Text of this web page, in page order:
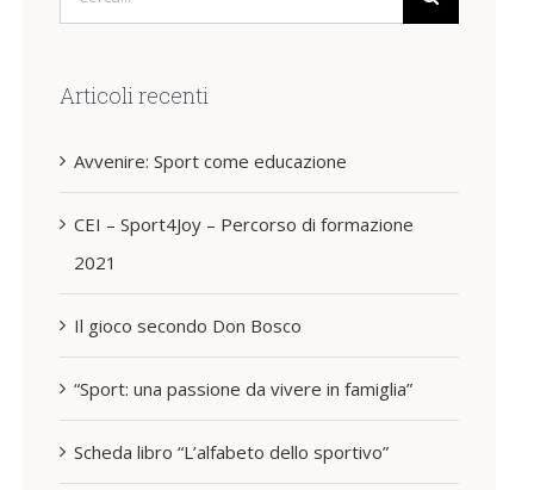
per:
Articoli recenti
Avvenire: Sport come educazione
CEI – Sport4Joy – Percorso di formazione
2021
Il gioco secondo Don Bosco
“Sport: una passione da vivere in famiglia”
Scheda libro “L’alfabeto dello sportivo”